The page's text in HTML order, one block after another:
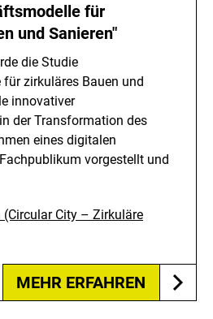
für
und Sanieren"
die Studie
für zirkuläres Bauen und
innovativer
der Transformation des
eines digitalen
vorgestellt und
(Circular City – Zirkuläre
MEHR ERFAHREN